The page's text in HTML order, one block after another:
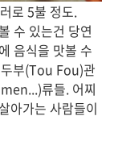
로 5불 정도.
수 있는건 당연
음식을 맛볼 수
부(Tou Fou)관
류들. 어찌
아가는 사람들이